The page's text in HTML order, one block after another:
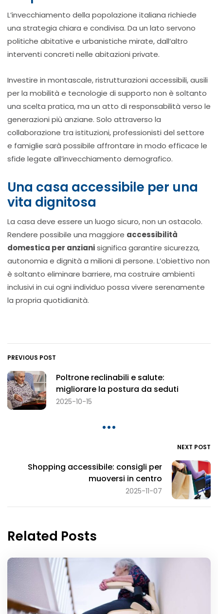
L’invecchiamento della popolazione italiana richiede
una strategia chiara e condivisa. Da un lato servono
politiche abitative e urbanistiche mirate, dall’altro
interventi concreti nelle abitazioni private.
Investire in montascale, ristrutturazioni accessibili, ausili
per la mobilità e tecnologie di supporto non è soltanto
una scelta pratica, ma un atto di responsabilità verso le
generazioni più anziane. Solo attraverso la
collaborazione tra istituzioni, professionisti del settore
e famiglie sarà possibile affrontare in modo efficace le
sfide legate all’invecchiamento demografico.
Una casa accessibile per una
vita dignitosa
La casa deve essere un luogo sicuro, non un ostacolo.
Rendere possibile una maggiore accessibilità
domestica per anzianisignifica garantire sicurezza,
autonomia e dignità a milioni di persone. L’obiettivo non
è soltanto eliminare barriere, ma costruire ambienti
inclusivi in cui ogni individuo possa vivere serenamente
la propria quotidianità.
PREVIOUS POST
Poltrone reclinabili e salute:
migliorare la postura da seduti
2025-10-15
NEXT POST
Shopping accessibile: consigli per
muoversi in centro
2025-11-07
Related Posts